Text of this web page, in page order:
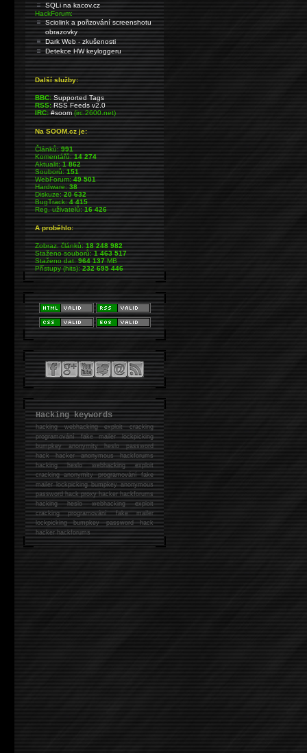
SQLi na kacov.cz
HackForum:
Sciolink a pořizování screenshotu
obrazovky
Dark Web - zkušenosti
Detekce HW keyloggeru
Další služby:
BBC: Supported Tags
RSS: RSS Feeds v2.0
IRC: #soom(irc.2600.net)
Na SOOM.cz je:
Článků:991
Komentářů:14 274
Aktualit:1 862
Souborů:151
WebForum:49 501
Hardware:38
Diskuze:20 632
BugTrack:4 415
Reg. uživatelů:16 426
A proběhlo:
Zobraz. článků:18 248 982
Staženo souborů:1 463 517
Staženo dat:964 137MB
Přístupy (hits):232 695 446
Hacking keywords
hackingwebhacking exploit cracking
programování fake mailer lockpicking
bumpkey anonymity heslo password
hackhacker anonymous hackforums
hackingheslo webhacking exploit
cracking anonymity programování fake
mailer lockpicking bumpkey anonymous
password hack proxy hacker hackforums
hacking heslo webhacking exploit
cracking programování fake mailer
lockpicking bumpkey password hack
hackerhackforums